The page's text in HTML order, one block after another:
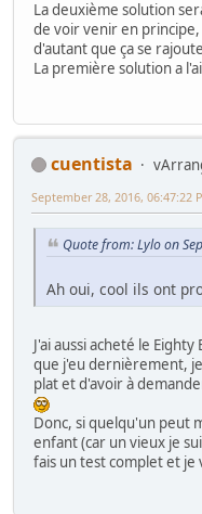
La deuxième solution
de voir venir en
d'autant que ça se
La première solution a
cuentista
September 28, 2016, 06:47:22
Quote from: Lylo on
Ah oui, cool ils ont
J'ai aussi acheté le
que j'eu dernièrement,
plat et d'avoir à
Donc, si quelqu'un peut
enfant (car un vieux je
fais un test complet et